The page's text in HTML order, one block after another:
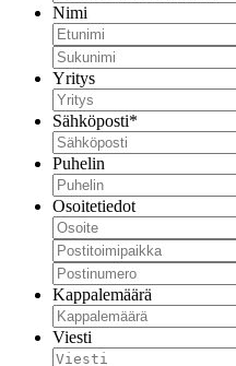
Nimi
Yritys
Sähköposti*
Puhelin
Osoitetiedot
Kappalemäärä
Viesti